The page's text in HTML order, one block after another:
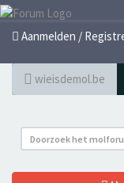
Aanmelden /
wieisdemol.be